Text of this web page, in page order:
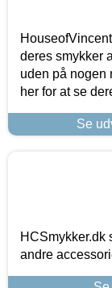
deres smykker
uden på nogen
her for at se
Se
HCSmykker.dk
andre